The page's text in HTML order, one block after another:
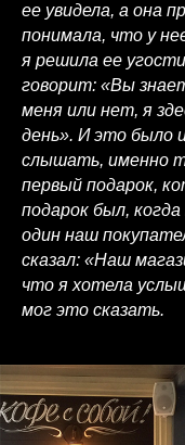
ее увидела, а она
понимала, что у
я решила ее
говорит: «Вы
меня или нет, я
день». И это было
слышать, именно
первый подарок,
подарок был,
один наш
сказал: «Наш
что я хотела
мог это сказать.